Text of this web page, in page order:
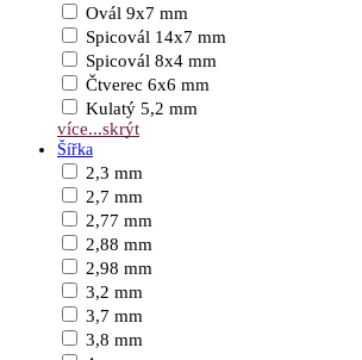
Ovál 9x7 mm
Spicovál 14x7 mm
Spicovál 8x4 mm
Čtverec 6x6 mm
Kulatý 5,2 mm
více...skrýt
Šířka
2,3 mm
2,7 mm
2,77 mm
2,88 mm
2,98 mm
3,2 mm
3,7 mm
3,8 mm